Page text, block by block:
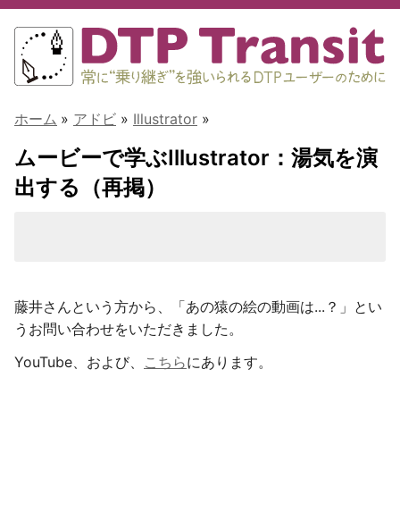
ホーム » アドビ » Illustrator »
ムービーで学ぶIllustrator：湯気を演
出する（再掲）
藤井さんという方から、「あの猿の絵の動画は...？」とい
うお問い合わせをいただきました。
YouTube、および、 こちらにあります。